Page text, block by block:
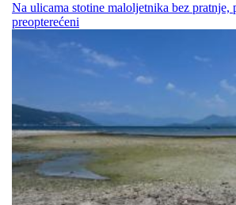
Na ulicama stotine maloljetnika bez pratnje,
preopterećeni